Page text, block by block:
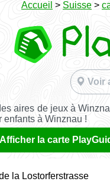
Accueil > Suisse >
Voir
aires de jeux à
enfants à Winznau !
Afficher la carte
la Lostorferstrasse